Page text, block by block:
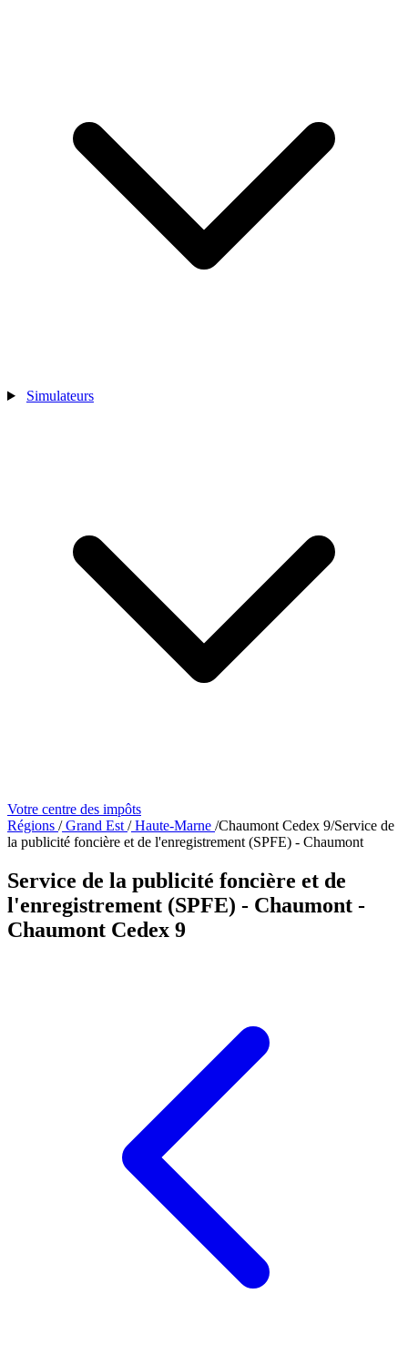
Simulateurs
Votre centre des impôts
Régions /Grand Est /Haute-Marne /Chaumont Cedex 9/Service de
la publicité foncière et de l'enregistrement (SPFE) - Chaumont
Service de la publicité foncière et de
l'enregistrement (SPFE) - Chaumont -
Chaumont Cedex 9